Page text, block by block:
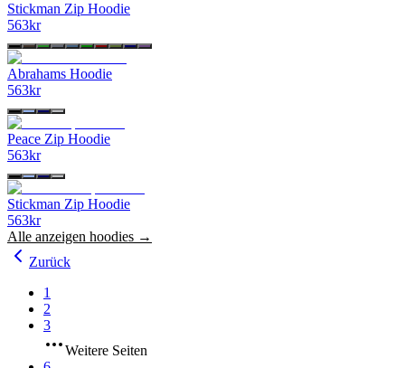
Stickman Zip Hoodie
563kr
Abrahams Hoodie
563kr
Peace Zip Hoodie
563kr
Stickman Zip Hoodie
563kr
Alle anzeigen hoodies →
Zurück
1
2
3
Weitere Seiten